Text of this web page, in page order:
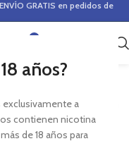
años?
a
contienen nicotina
de 18 años para
GRATIS en pedidos de
0